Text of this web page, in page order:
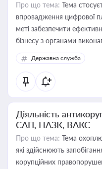
Про що тема: Тема
впровадження цифрової
меті забезпечити
бізнесу з органами
Державна служба
Діяльність
САП, НАЗК, ВАКС
Про що тема: Тема
які здійснюють
корупційних